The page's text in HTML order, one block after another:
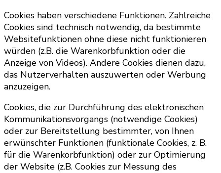
Cookies haben verschiedene Funktionen. Zahlreiche
Cookies sind technisch notwendig, da bestimmte
Websitefunktionen ohne diese nicht funktionieren
würden (z.B. die Warenkorbfunktion oder die
Anzeige von Videos). Andere Cookies dienen dazu,
das Nutzerverhalten auszuwerten oder Werbung
anzuzeigen.
Cookies, die zur Durchführung des elektronischen
Kommunikationsvorgangs (notwendige Cookies)
oder zur Bereitstellung bestimmter, von Ihnen
erwünschter Funktionen (funktionale Cookies, z. B.
für die Warenkorbfunktion) oder zur Optimierung
der Website (z.B. Cookies zur Messung des